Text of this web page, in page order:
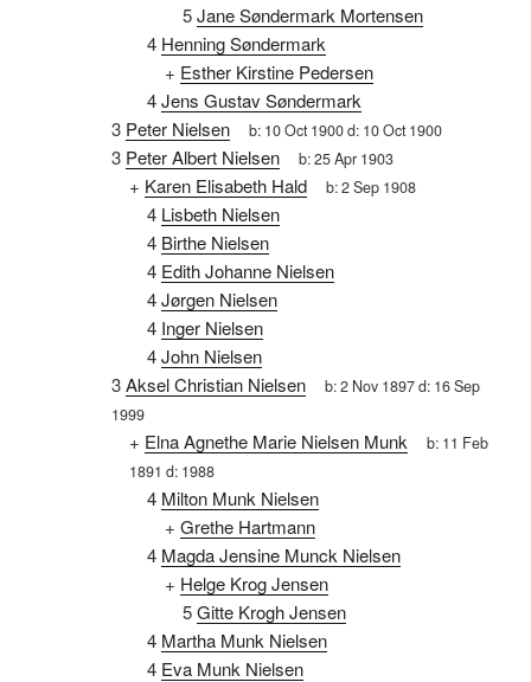
5Jane Søndermark Mortensen
4 Henning Søndermark
+ Esther Kirstine Pedersen
4Jens Gustav Søndermark
3 Peter Nielsen b: 10 Oct 1900d: 10 Oct 1900
3 Peter Albert Nielsen b:25 Apr 1903
+ Karen Elisabeth Hald b:2 Sep 1908
4 Lisbeth Nielsen
4 Birthe Nielsen
4 Edith Johanne Nielsen
4Jørgen Nielsen
4 Inger Nielsen
4John Nielsen
3Aksel Christian Nielsen b:2 Nov 1897d: 16 Sep
1999
+ Elna Agnethe Marie Nielsen Munk b: 11 Feb
1891 d: 1988
4 Milton Munk Nielsen
+ Grethe Hartmann
4 Magda Jensine Munck Nielsen
+ Helge Krog Jensen
5Gitte Krogh Jensen
4 Martha Munk Nielsen
4 Eva Munk Nielsen